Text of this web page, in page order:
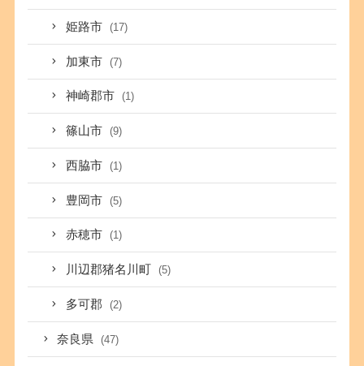
姫路市 (17)
加東市 (7)
神崎郡市 (1)
篠山市 (9)
西脇市 (1)
豊岡市 (5)
赤穂市 (1)
川辺郡猪名川町 (5)
多可郡 (2)
奈良県 (47)